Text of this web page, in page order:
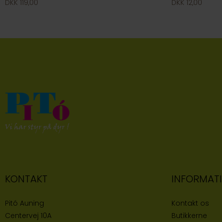
DKK 119,00
DKK 12,00
KONTAKT
Pitó Auning
Centervej 10A
Kontakt os
Butikkerne